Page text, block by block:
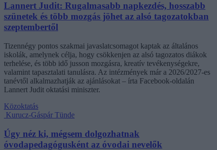
Lannert Judit: Rugalmasabb napkezdés, hosszabb
szünetek és több mozgás jöhet az alsó tagozatokban
szeptembertől
Tizennégy pontos szakmai javaslatcsomagot kaptak az általános
iskolák, amelynek célja, hogy csökkenjen az alsó tagozatos diákok
terhelése, és több idő jusson mozgásra, kreatív tevékenységekre,
valamint tapasztalati tanulásra. Az intézmények már a 2026/2027-es
tanévtől alkalmazhatják az ajánlásokat – írta Facebook-oldalán
Lannert Judit oktatási miniszter.
Közoktatás
Kurucz-Gáspár Tünde
Úgy néz ki, mégsem dolgozhatnak
óvodapedagógusként az óvodai nevelők